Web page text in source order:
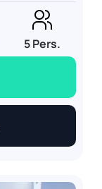
5 Pers.